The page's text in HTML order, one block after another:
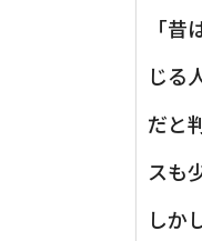
「
じる
だと
スも
しか